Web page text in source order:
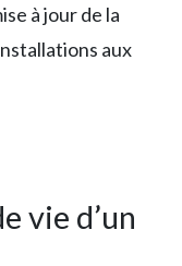
à jour de la
aux
vie d’un